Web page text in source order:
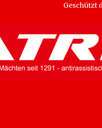
Geschützt